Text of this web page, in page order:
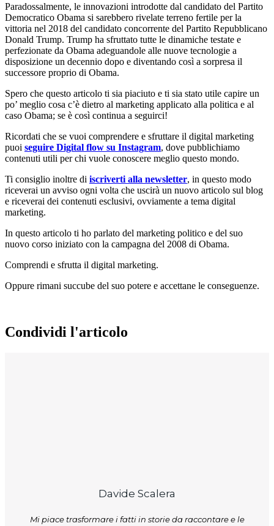
Paradossalmente, le innovazioni introdotte dal candidato del Partito
Democratico Obama si sarebbero rivelate terreno fertile per la
vittoria nel 2018 del candidato concorrente del Partito Repubblicano
Donald Trump. Trump ha sfruttato tutte le dinamiche testate e
perfezionate da Obama adeguandole alle nuove tecnologie a
disposizione un decennio dopo e diventando così a sorpresa il
successore proprio di Obama.
Spero che questo articolo ti sia piaciuto e ti sia stato utile capire un
po’ meglio cosa c’è dietro al marketing applicato alla politica e al
caso Obama; se è così continua a seguirci!
Ricordati che se vuoi comprendere e sfruttare il digital marketing
puoi seguire Digital flow su Instagram, dove pubblichiamo
contenuti utili per chi vuole conoscere meglio questo mondo.
Ti consiglio inoltre di iscriverti alla newsletter, in questo modo
riceverai un avviso ogni volta che uscirà un nuovo articolo sul blog
e riceverai dei contenuti esclusivi, ovviamente a tema digital
marketing.
In questo articolo ti ho parlato del marketing politico e del suo
nuovo corso iniziato con la campagna del 2008 di Obama.
Comprendi e sfrutta il digital marketing.
Oppure rimani succube del suo potere e accettane le conseguenze.
Condividi l'articolo
Davide Scalera
Mi piace trasformare i fatti in storie da raccontare e le